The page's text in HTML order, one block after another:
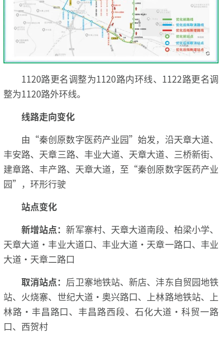
1120路更名调整为1120路内环线、1122路更名调
整为1120路外环线。
线路走向变化
由“秦创原数字医药产业园”始发，沿天章大道、
丰安路、天章三路、丰业大道、天章大道、三桥新街、
建章路、丰产路、天章大道，至“秦创原数字医药产业
园”，环形行驶
站点变化
新增站点：新军寨村、天章大道南段、柏梁小学、
天章大道·丰业大道口、丰业大道·天章一路口、丰业
大道·天章二路口
取消站点： 后卫寨地铁站、新店、沣东自贸园地铁
站、火烧寨、世纪大道·奥兴路口、上林路地铁站、上
林路·丰昌路口、丰昌路西段、石化大道·科贸一路
口、西贺村